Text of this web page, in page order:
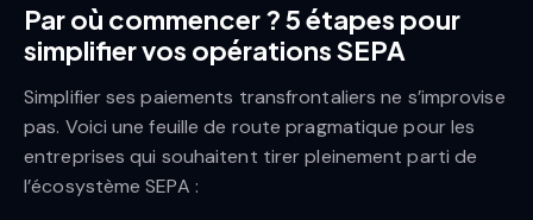
Par où commencer ? 5 étapes pour
simplifier vos opérations SEPA
Simplifier ses paiements transfrontaliers ne s’improvise
pas. Voici une feuille de route pragmatique pour les
entreprises qui souhaitent tirer pleinement parti de
l’écosystème SEPA :